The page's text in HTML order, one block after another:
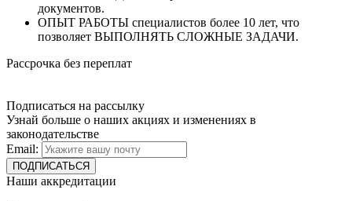
документов.
ОПЫТ РАБОТЫ специалистов более 10 лет, что
позволяет ВЫПОЛНЯТЬ СЛОЖНЫЕ ЗАДАЧИ.
Рассрочка без переплат
Подписаться на рассылку
Узнай больше о наших акциях и изменениях в
законодательстве
Email:
Наши аккредитации